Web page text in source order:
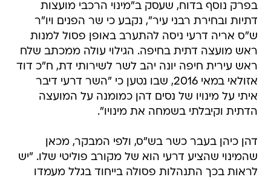
בפרק נוסף בדוח, שעסק ב"מינוי הרכבי מועצות
דתיות ובחירת רבני עיר", נקבע כי שר הפנים ויו"ר
ש"ס אריה דרעי ניסה להתערב באופן פסול למנות
ראש מועצה דתית בחיפה. הגילוי עולה ממכתב שלח
ראש עירית חיפה יונה יהב לשר לשירותי דת, ח"כ דוד
אזולאי במאי 2016, שבו נטען כי "השר דרעי דיבר
איתי על מינויו של נסים דהן כמומנה על המועצה
הדתית וקיבלתי בשמחה את מינויו".
דהן כיהן בעבר כשר בש"ס, ולפי המבקר, מכאן
שהמינוי שהציע דרעי הוא של מקורב פוליטי שלו. "יש
לראות בכך התנהלות פסולה בייחוד בגלל מעמדו